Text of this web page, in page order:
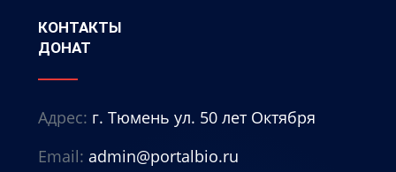
КОНТАКТЫ
ДОНАТ
Адрес: г. Тюмень ул. 50 лет Октября
Email: admin@portalbio.ru